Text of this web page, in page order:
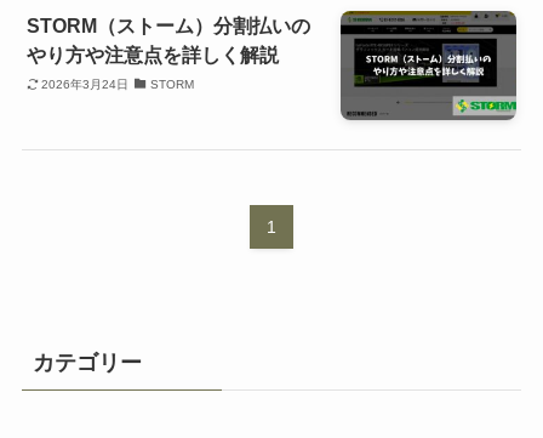
STORM（ストーム）分割払いの
やり方や注意点を詳しく解説
2026年3月24日 STORM
1
カテゴリー